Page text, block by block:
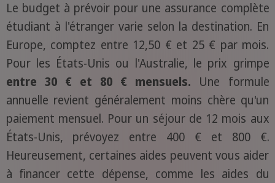
Le budget à prévoir pour une assurance complète
étudiant à l'étranger varie selon la destination. En
Europe, comptez entre 12,50 € et 25 € par mois.
Pour les États-Unis ou l'Australie, le prix grimpe
entre 30 € et 80 € mensuels. Une formule
annuelle revient généralement moins chère qu'un
paiement mensuel. Pour un séjour de 12 mois aux
États-Unis, prévoyez entre 400 € et 800 €.
Heureusement, certaines aides peuvent vous aider
à financer cette dépense, comme les aides du